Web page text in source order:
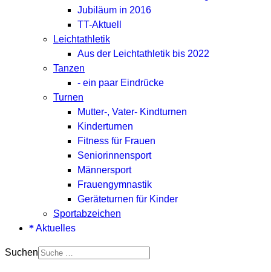
Jubiläum in 2016
TT-Aktuell
Leichtathletik
Aus der Leichtathletik bis 2022
Tanzen
- ein paar Eindrücke
Turnen
Mutter-, Vater- Kindturnen
Kinderturnen
Fitness für Frauen
Seniorinnensport
Männersport
Frauengymnastik
Geräteturnen für Kinder
Sportabzeichen
Aktuelles
Suchen